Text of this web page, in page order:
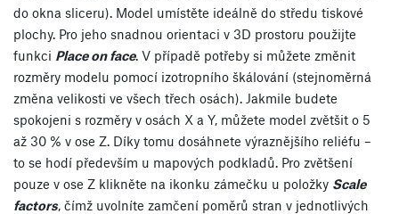
do okna sliceru). Model umístěte ideálně do středu tiskové
plochy. Pro jeho snadnou orientaci v 3D prostoru použijte
funkci Place on face. V případě potřeby si můžete změnit
rozměry modelu pomocí izotropního škálování (stejnoměrná
změna velikosti ve všech třech osách). Jakmile budete
spokojeni s rozměry v osách X a Y, můžete model zvětšit o 5
až 30 % v ose Z. Díky tomu dosáhnete výraznějšího reliéfu –
to se hodí především u mapových podkladů. Pro zvětšení
pouze v ose Z klikněte na ikonku zámečku u položky Scale
factors, čímž uvolníte zamčení poměrů stran v jednotlivých